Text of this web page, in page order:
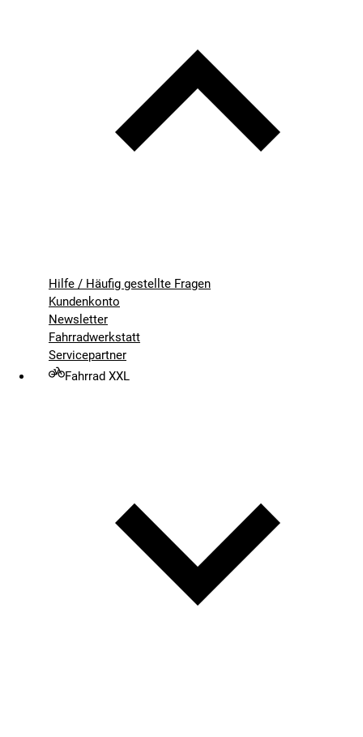
Hilfe / Häufig gestellte Fragen
Kundenkonto
Newsletter
Fahrradwerkstatt
Servicepartner
Fahrrad XXL